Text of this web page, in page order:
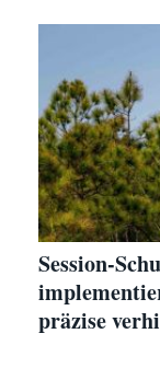
Session-
präzise